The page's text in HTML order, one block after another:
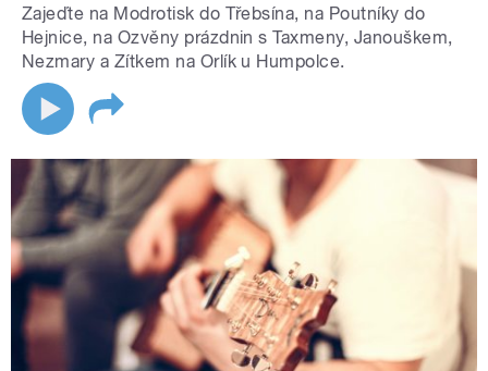
Zajeďte na Modrotisk do Třebsína, na Poutníky do
Hejnice, na Ozvěny prázdnin s Taxmeny, Janouškem,
Nezmary a Zítkem na Orlík u Humpolce.